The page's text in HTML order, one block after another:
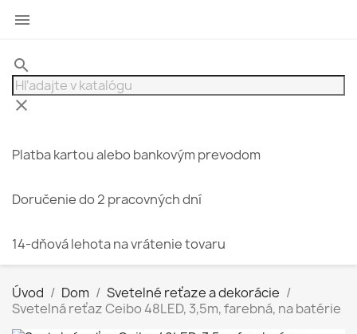

search
clear
Platba kartou alebo bankovým prevodom
Doručenie do 2 pracovných dní
14-dňová lehota na vrátenie tovaru
Úvod Dom
Svetelné reťaze a dekorácie
Svetelná reťaz Ceibo 48LED, 3,5m, farebná, na batérie